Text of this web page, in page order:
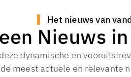
Het nieuws van
Nieuws
dynamische en
de meest actuele en relevante